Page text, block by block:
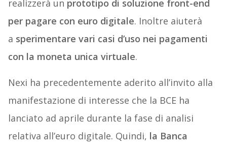
realizzerà un prototipo di soluzione front-end
per pagare con euro digitale. Inoltre aiuterà
a sperimentare vari casi d’uso nei pagamenti
con la moneta unica virtuale.
Nexi ha precedentemente aderito all’invito alla
manifestazione di interesse che la BCE ha
lanciato ad aprile durante la fase di analisi
relativa all’euro digitale. Quindi, la Banca